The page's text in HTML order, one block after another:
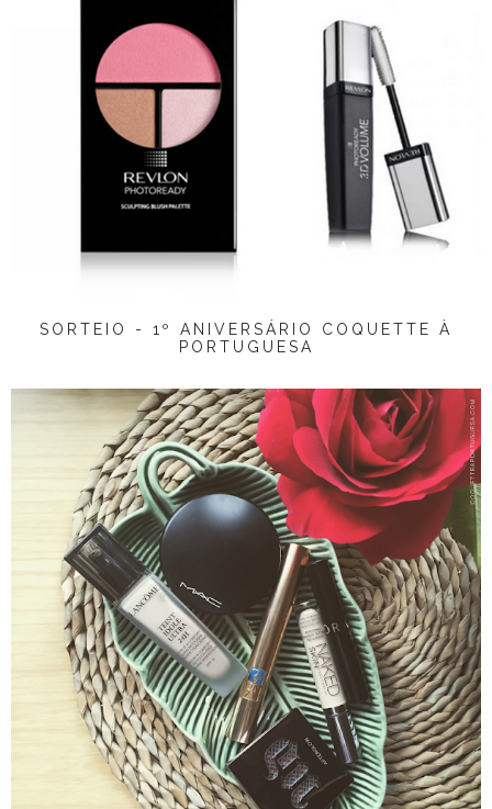
SORTEIO - 1º ANIVERSÁRIO COQUETTE À
PORTUGUESA